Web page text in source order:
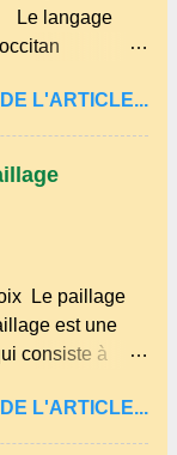
Le langage
et dans
central . Il
les dialectes
on trouve
"agourer"
utilisé aussi
Auvergne
Dôme . A
L'ARTICLE...
Le paillage
est une
consiste à
synthétiques
sa fertilité. Il
L'ARTICLE...